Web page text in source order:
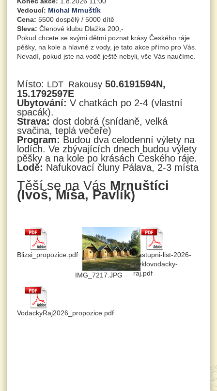
Vedoucí: Michal Mrnuštík
Cena: 5500 dospělý / 5000 dítě
Sleva: Členové klubu Dlažka 200,-
Pokud chcete se svými dětmi poznat krásy Českého ráje
pěšky, na kole a hlavně z vody, je tato akce přímo pro Vás.
Nevadí, pokud jste na vodě ještě nebyli, vše Vás naučíme.
Místo: LDT Rakousy 50.6191594N,
15.1792597E
Ubytování: V chatkách po 2-4 (vlastní
spacák).
Strava: dost dobrá (snídaně, velká
svačina, teplá večeře)
Program: Budou dva celodenní výlety na
lodích. Ve zbývajících dnech budou výlety
pěšky a na kole po krásách Českého ráje.
Lodě: Nafukovací čluny Pálava, 2-3 místa
Těší se na Vás Mrnuštíci
(Ivoš, Míša, Pavlík)
Blizsi_propozice.pdf
IMG_7217.JPG
Nastupni-list-2026-
Cyklovodacky-
raj.pdf
VodackyRaj2026_propozice.pdf